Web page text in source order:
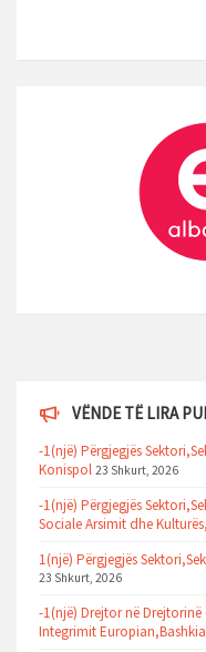
VËNDE TË LIRA
-1(një) Përgjegjës
Konispol 23 Shkurt, 2026
-1(një) Përgjegjës
Sociale Arsimit dhe
1(një) Përgjegjës
23 Shkurt, 2026
-1(një) Drejtor në
Integrimit